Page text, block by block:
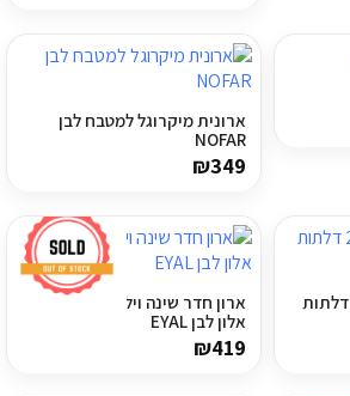
מדיניות פרטיות
התחבר / הרשםארונית מיקרוגל למטבח לבן
NOFAR
₪349
ארון חדר שינה וילדים 2 דלתות
ארון חדר שינה וילדים 2 דלתות
אלון לבן EYAL
₪419